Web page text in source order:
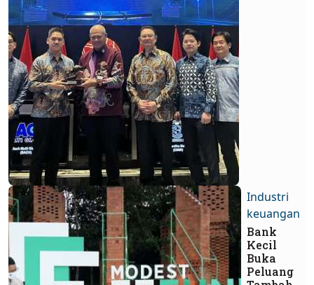
Industri
keuangan
Bank
Kecil
Buka
Peluang